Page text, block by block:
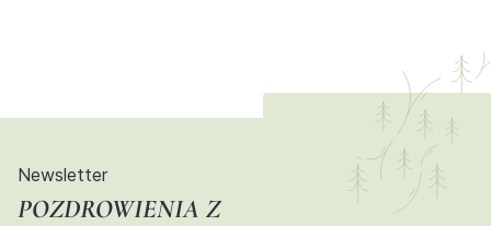
Newsletter
POZDROWIENIA Z